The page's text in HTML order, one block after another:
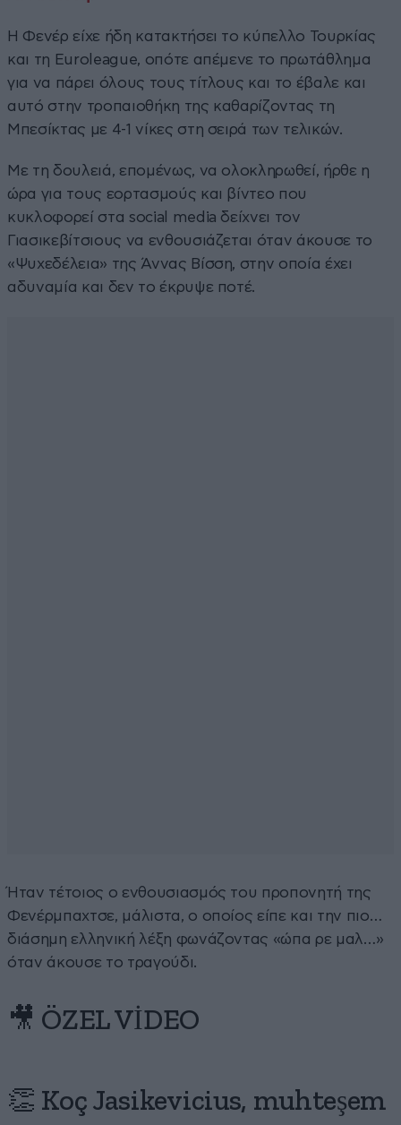
Η Φενέρ είχε ήδη κατακτήσει το κύπελλο Τουρκίας
και τη Euroleague, οπότε απέμενε το πρωτάθλημα
για να πάρει όλους τους τίτλους και το έβαλε και
αυτό στην τροπαιοθήκη της καθαρίζοντας τη
Μπεσίκτας με 4-1 νίκες στη σειρά των τελικών.
Με τη δουλειά, επομένως, να ολοκληρωθεί, ήρθε η
ώρα για τους εορτασμούς και βίντεο που
κυκλοφορεί στα social media δείχνει τον
Γιασικεβίτσιους να ενθουσιάζεται όταν άκουσε το
«Ψυχεδέλεια» της Άννας Βίσση, στην οποία έχει
αδυναμία και δεν το έκρυψε ποτέ.
Ήταν τέτοιος ο ενθουσιασμός του προπονητή της
Φενέρμπαχτσε, μάλιστα, ο οποίος είπε και την πιο…
διάσημη ελληνική λέξη φωνάζοντας «ώπα ρε μαλ…»
όταν άκουσε το τραγούδι.
🎥 ÖZEL VİDEO
👏 Koç Jasikevicius, muhteşem